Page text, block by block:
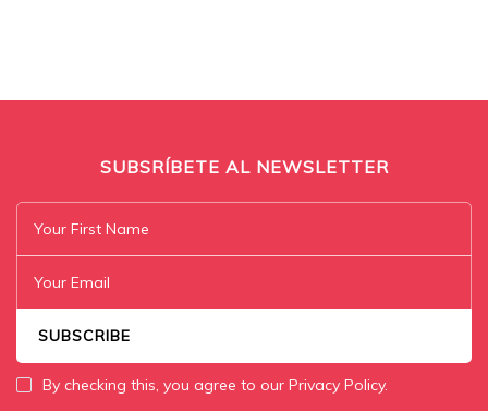
SUBSRÍBETE AL NEWSLETTER
By checking this, you agree to our Privacy Policy.